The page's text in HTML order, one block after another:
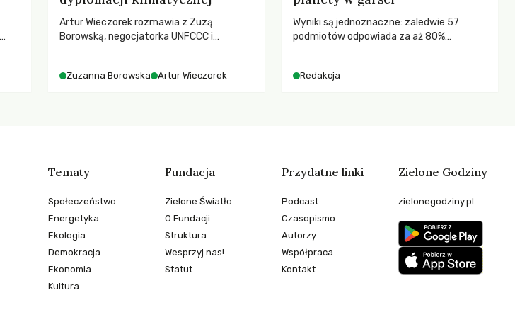
Artur Wieczorek rozmawia z Zuzą
Borowską, negocjatorka UNFCCC i
ruchach klimatycznych
Zuzanna Borowska Artur Wieczorek
Wyniki są jednoznaczne: zaledwie 57
podmiotów odpowiada za aż 80%
Redakcja
Tematy
Społeczeństwo
Energetyka
Ekologia
Demokracja
Ekonomia
Kultura
Fundacja
Zielone Światło
O Fundacji
Struktura
Wesprzyj nas!
Statut
Przydatne linki
Podcast
Czasopismo
Autorzy
Współpraca
Kontakt
Zielone Godziny
zielonegodziny.pl